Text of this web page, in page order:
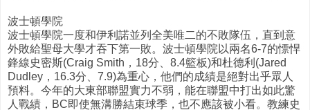
波士頓學院
波士頓學院一度和伊利諾並列全美唯二的不敗隊伍，直到意
外敗給聖母大學才吞下第一敗。波士頓學院以兩名6-7的慓悍
鋒線史密斯(Craig Smith，18分、8.4籃板)和杜德利(Jared
Dudley，16.3分、7.9)為重心，他們的成績是絕對出乎眾人
預料。今年的大東部聯盟實力不弱，能在聯盟中打出如此驚
人戰績，BC即使無溝勝結束球季，也不應該被小看。教練史